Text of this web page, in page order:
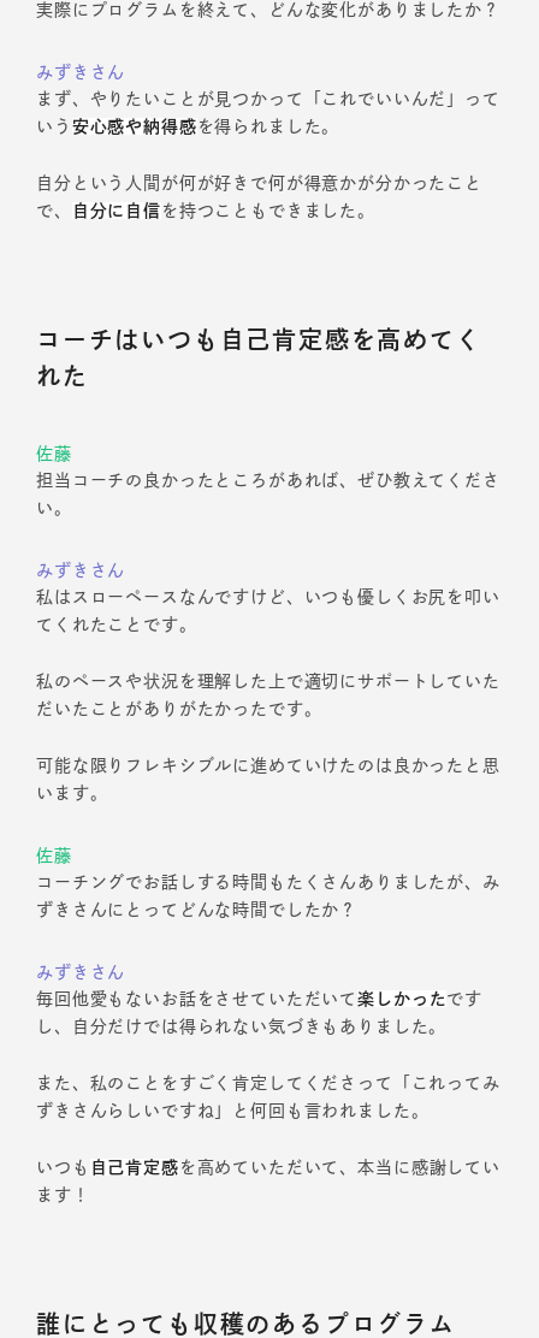
実際にプログラムを終えて、どんな変化がありましたか？
みずきさん
まず、やりたいことが見つかって「これでいいんだ」って
いう 安心感や納得感 を得られました。
自分という人間が何が好きで何が得意かが分かったこと
で、
自分に自信 を持つこともできました。
コーチはいつも自己肯定感を高めてく
れた
佐藤
担当コーチの良かったところがあれば、ぜひ教えてくださ
い。
みずきさん
私はスローペースなんですけど、いつも優しくお尻を叩い
てくれたことです。
私のペースや状況を理解した上で適切にサポートしていた
だいたことがありがたかったです。
可能な限りフレキシブルに進めていけたのは良かったと思
います。
佐藤
コーチングでお話しする時間もたくさんありましたが、み
ずきさんにとってどんな時間でしたか？
みずきさん
毎回他愛もないお話をさせていただいて楽しかった です
し、自分だけでは得られない気づきもありました。
また、私のことをすごく肯定してくださって「これってみ
ずきさんらしいですね」と何回も言われました。
いつも 自己肯定感 を高めていただいて、本当に感謝してい
ます！
誰にとっても収穫のあるプログラム